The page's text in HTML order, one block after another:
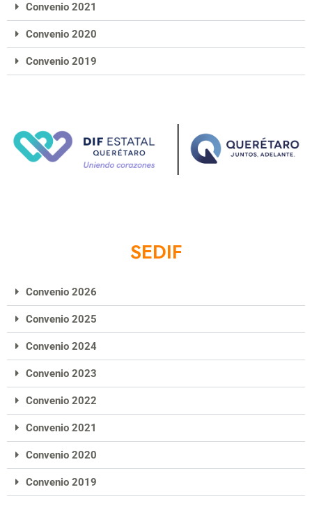
Convenio 2021
Convenio 2020
Convenio 2019
SEDIF
Convenio 2026
Convenio 2025
Convenio 2024
Convenio 2023
Convenio 2022
Convenio 2021
Convenio 2020
Convenio 2019